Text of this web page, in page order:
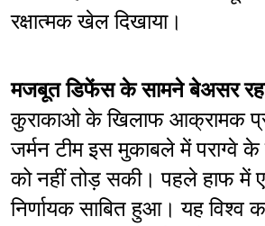
रक्षात्मक खेल दिखाया।
मजबूत डिफेंस के सामने बेअसर रहा
कुराकाओ के खिलाफ आक्रामक
जर्मन टीम इस मुकाबले में पराग्वे
को नहीं तोड़ सकी। पहले हाफ में
निर्णायक साबित हुआ। यह